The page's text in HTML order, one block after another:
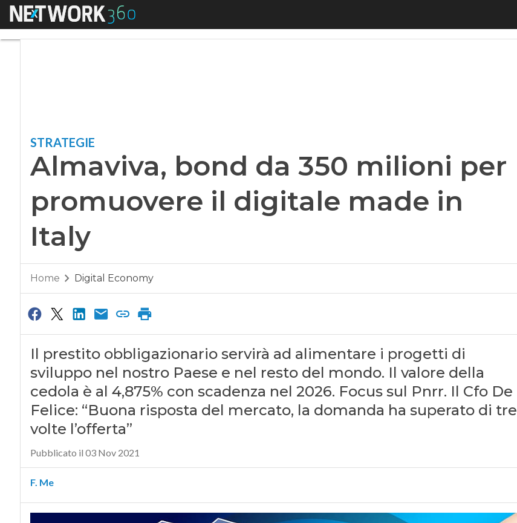
Menu
STRATEGIE
Almaviva, bond da 350 milioni per
promuovere il digitale made in
Italy
Home Digital Economy
Il prestito obbligazionario servirà ad alimentare i progetti di
sviluppo nel nostro Paese e nel resto del mondo. Il valore della
cedola è al 4,875% con scadenza nel 2026. Focus sul Pnrr. Il Cfo De
Felice: “Buona risposta del mercato, la domanda ha superato di tre
volte l’offerta”
Pubblicato il 03 Nov 2021
F. Me